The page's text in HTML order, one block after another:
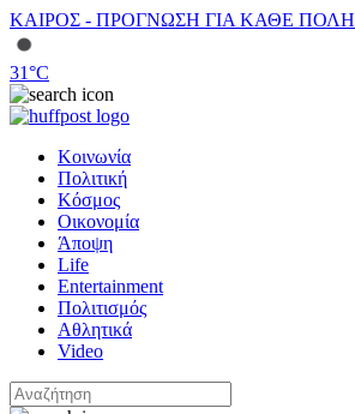
ΚΑΙΡΟΣ - ΠΡΟΓΝΩΣΗ ΓΙΑ ΚΑΘΕ ΠΟΛΗ
31°C
Κοινωνία
Πολιτική
Κόσμος
Οικονομία
Άποψη
Life
Entertainment
Πολιτισμός
Αθλητικά
Video